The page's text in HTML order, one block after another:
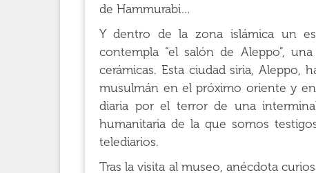
de Hammurabi…
Y dentro de la zona islámica un
contempla “el salón de Aleppo”,
cerámicas. Esta ciudad siria, Aleppo,
musulmán en el próximo oriente y
diaria por el terror de una
humanitaria de la que somos
telediarios.
Tras la visita al museo, anécdota